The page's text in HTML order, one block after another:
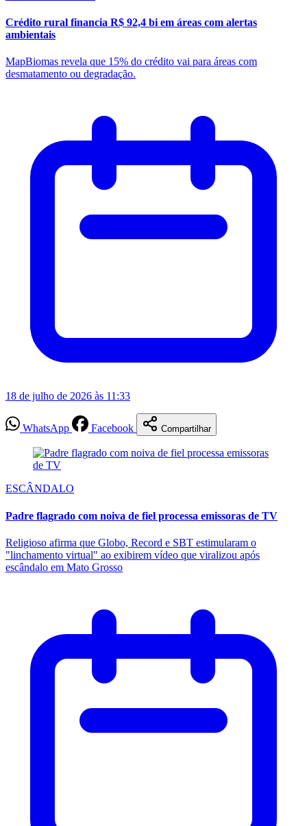
Crédito rural financia R$ 92,4 bi em áreas com alertas
ambientais
MapBiomas revela que 15% do crédito vai para áreas com
desmatamento ou degradação.
18 de julho de 2026 às 11:33
WhatsApp Facebook Compartilhar
ESCÂNDALO
Padre flagrado com noiva de fiel processa emissoras de TV
Religioso afirma que Globo, Record e SBT estimularam o
"linchamento virtual" ao exibirem vídeo que viralizou após
escândalo em Mato Grosso